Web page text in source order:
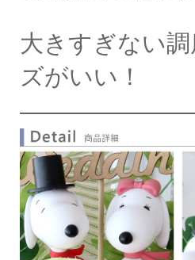
大きすぎない
ズがいい！